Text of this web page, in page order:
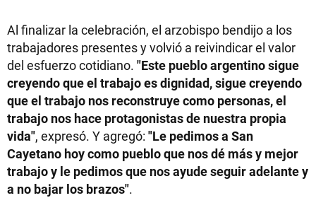
Al finalizar la celebración, el arzobispo bendijo a los
trabajadores presentes y volvió a reivindicar el valor
del esfuerzo cotidiano. "Este pueblo argentino sigue
creyendo que el trabajo es dignidad, sigue creyendo
que el trabajo nos reconstruye como personas, el
trabajo nos hace protagonistas de nuestra propia
vida", expresó. Y agregó: "Le pedimos a San
Cayetano hoy como pueblo que nos dé más y mejor
trabajo y le pedimos que nos ayude seguir adelante y
a no bajar los brazos".